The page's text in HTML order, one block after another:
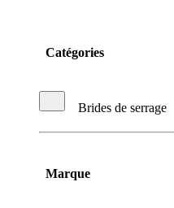
Catégories
Brides de serrage
Marque